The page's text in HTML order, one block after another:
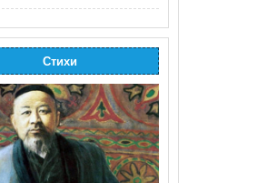
Стихи